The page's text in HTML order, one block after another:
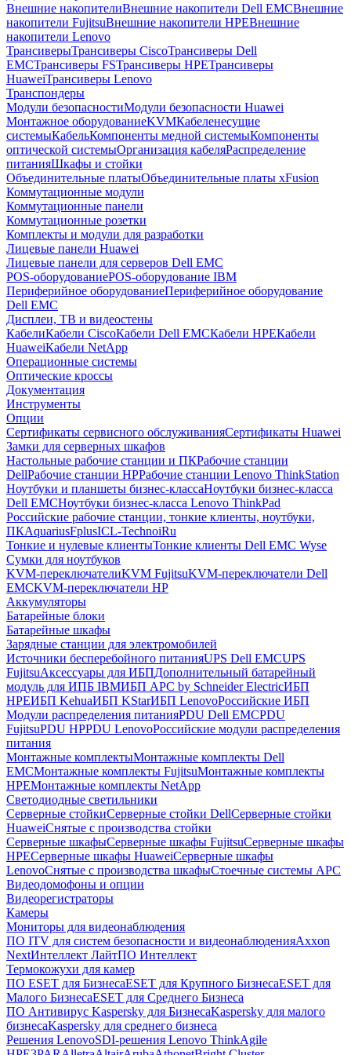
Внешние накопителиВнешние накопители Dell EMCВнешние
накопители FujitsuВнешние накопители HPEВнешние
накопители Lenovo
ТрансиверыТрансиверы CiscoТрансиверы Dell
EMCТрансиверы FSТрансиверы HPEТрансиверы
HuaweiТрансиверы Lenovo
Транспондеры
Модули безопасностиМодули безопасности Huawei
Монтажное оборудованиеKVMКабеленесущие
системыКабельКомпоненты медной системыКомпоненты
оптической системыОрганизация кабеляРаспределение
питанияШкафы и стойки
Объединительные платыОбъединительные платы xFusion
Коммутационные модули
Коммутационные панели
Коммутационные розетки
Комплекты и модули для разработки
Лицевые панели Huawei
Лицевые панели для серверов Dell EMC
POS-оборудованиеPOS-оборудование IBM
Периферийное оборудованиеПериферийное оборудование
Dell EMC
Дисплеи, ТВ и видеостены
КабелиКабели CiscoКабели Dell EMCКабели HPEКабели
HuaweiКабели NetApp
Операционные системы
Оптические кроссы
Документация
Инструменты
Опции
Сертификаты сервисного обслуживанияСертификаты Huawei
Замки для серверных шкафов
Настольные рабочие станции и ПКРабочие станции
DellРабочие станции HPРабочие станции Lenovo ThinkStation
Ноутбуки и планшеты бизнес-классаНоутбуки бизнес-класса
Dell EMCНоутбуки бизнес-класса Lenovo ThinkPad
Российские рабочие станции, тонкие клиенты, ноутбуки,
ПКAquariusFplusICL-TechnoiRu
Тонкие и нулевые клиентыТонкие клиенты Dell EMC Wyse
Сумки для ноутбуков
KVM-переключателиKVM FujitsuKVM-переключатели Dell
EMCKVM-переключатели HP
Аккумуляторы
Батарейные блоки
Батарейные шкафы
Зарядные станции для электромобилей
Источники бесперебойного питанияUPS Dell EMCUPS
FujitsuАксессуары для ИБПДополнительный батарейный
модуль для ИПБ IBMИБП APC by Schneider ElectricИБП
HPEИБП KehuaИБП KStarИБП LenovoРоссийские ИБП
Модули распределения питанияPDU Dell EMCPDU
FujitsuPDU HPPDU LenovoРоссийские модули распределения
питания
Монтажные комплектыМонтажные комплекты Dell
EMCМонтажные комплекты FujitsuМонтажные комплекты
HPEМонтажные комплекты NetApp
Светодиодные светильники
Серверные стойкиСерверные стойки DellСерверные стойки
HuaweiСнятые с производства стойки
Серверные шкафыСерверные шкафы FujitsuСерверные шкафы
HPEСерверные шкафы HuaweiСерверные шкафы
LenovoСнятые с производства шкафыСтоечные системы APC
Видеодомофоны и опции
Видеорегистраторы
Камеры
Мониторы для видеонаблюдения
ПО ITV для систем безопасности и видеонаблюденияAxxon
NextИнтеллект ЛайтПО Интеллект
Термокожухи для камер
ПО ESET для БизнесаESET для Крупного БизнесаESET для
Малого БизнесаESET для Среднего Бизнеса
ПО Антивирус Kaspersky для БизнесаKaspersky для малого
бизнесаKaspersky для среднего бизнеса
Решения LenovoSDI-решения Lenovo ThinkAgile